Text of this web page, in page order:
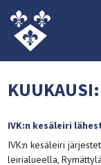
KUUKAUSI:
IVK:n kesäleiri
IVK:n kesäleiri
leirialueella,